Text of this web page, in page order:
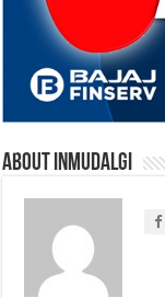
About inmudalgi